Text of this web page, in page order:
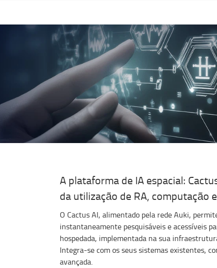
A plataforma de IA espacial:
da utilização de RA, computação
O Cactus AI, alimentado pela rede Auki,
instantaneamente pesquisáveis ​​e acessíveis
hospedada, implementada na sua
Integra-se com os seus sistemas existentes,
avançada.